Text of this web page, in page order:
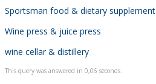
Sportsman food & dietary supplement
Wine press & juice press
wine cellar & distillery
This query was answered in 0,06 seconds.